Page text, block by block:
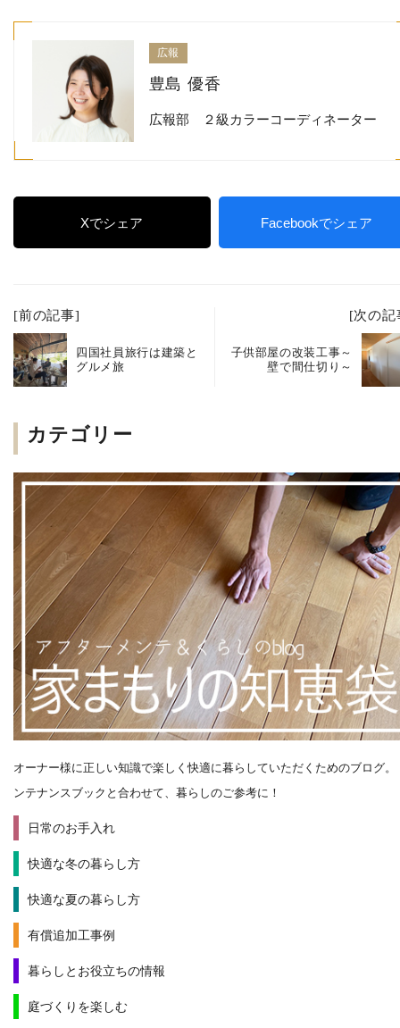
広報
豊島 優香
広報部 ２級カラーコーディネーター
Xでシェア Facebookでシェア
[前の記事]
四国社員旅行は建築と
グルメ旅
[次の記
子供部屋の改装工事～
壁で間仕切り～
カテゴリー
オーナー様に正しい知識で楽しく快適に暮らしていただくためのブログ。
ンテナンスブックと合わせて、暮らしのご参考に！
日常のお手入れ
快適な冬の暮らし方
快適な夏の暮らし方
有償追加工事例
暮らしとお役立ちの情報
庭づくりを楽しむ